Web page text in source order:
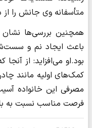
متأسفانه وی جانش را
همچنین بررسی‌ها نشان
باعث ایجاد نم و
بود.‌او می‌افزاید: از
کمک‌های اولیه مانند
مصرفی این خانواده
فرصت مناسب نسبت به